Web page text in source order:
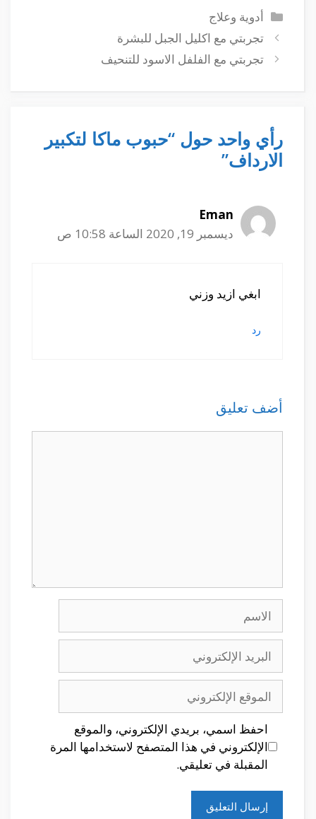
التصنيفات
أدوية وعلاج
تجربتي مع اكليل الجبل للبشرة
تجربتي مع الفلفل الاسود للتنحيف
رأي واحد حول “حبوب ماكا لتكبير
الارداف”
Eman
ديسمبر 19, 2020 الساعة 10:58 ص
ابغي ازيد وزني
رد
أضف تعليق
الإلكتروني
الإلكتروني
احفظ اسمي، بريدي الإلكتروني، والموقع
الإلكتروني في هذا المتصفح لاستخدامها المرة
المقبلة في تعليقي.